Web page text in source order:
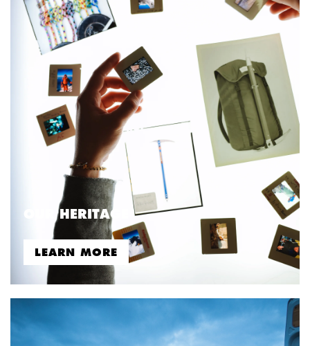
OUR HERITAGE
LEARN MORE